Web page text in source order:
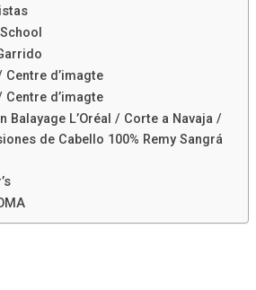
d’imagte
d’imagte
Balayage L’Oréal / Corte a Navaja /
de Cabello 100% Remy Sangrá